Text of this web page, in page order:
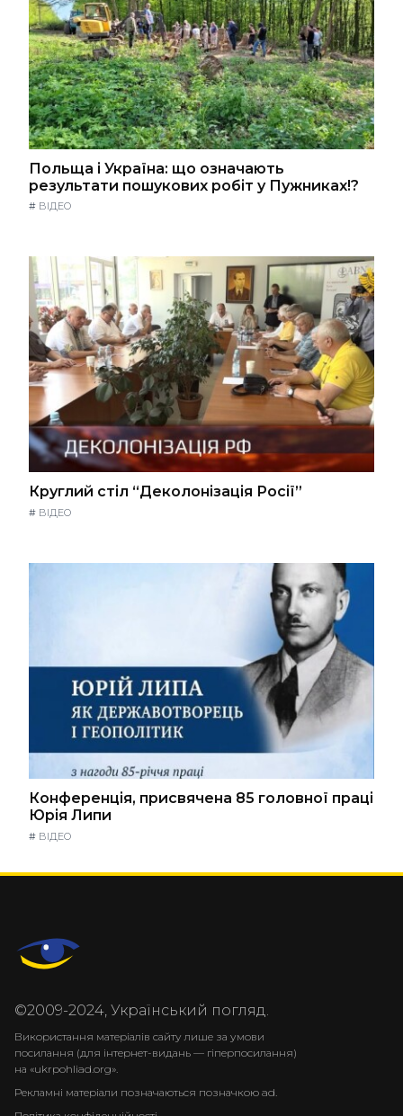
Польща і Україна: що означають
результати пошукових робіт у Пужниках!?
# ВІДЕО
Круглий стіл “Деколонізація Росії”
# ВІДЕО
Конференція, присвячена 85 головної праці
Юрія Липи
# ВІДЕО
©2009-2024, Український погляд.
Використання матеріалів сайту лише за умови
посилання (для інтернет-видань — гіперпосилання)
на «ukrpohliad.org».
Рекламні матеріали позначаються позначкою ad.